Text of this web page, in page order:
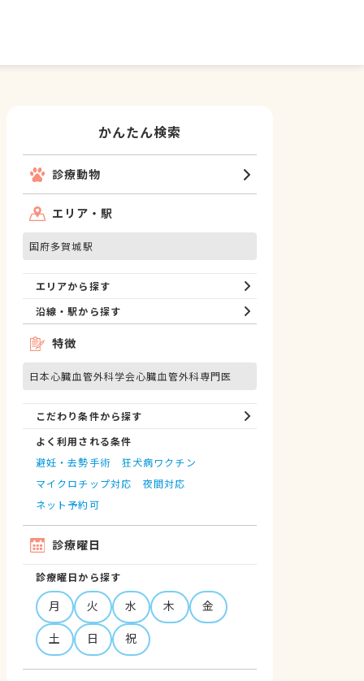
かんたん検索
診療動物
エリア・駅
国府多賀城駅
エリアから探す
沿線・駅から探す
特徴
日本心臓血管外科学会心臓血管外科専門医
こだわり条件から探す
よく利用される条件
避妊・去勢手術
狂犬病ワクチン
マイクロチップ対応
夜間対応
ネット予約可
診療曜日
診療曜日から探す
月 火 水 木
金
土
日 祝